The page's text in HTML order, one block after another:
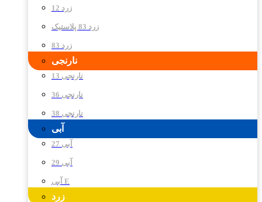
زرد 12
زرد 83 پلاستیک
زرد 83
نارنجی
نارنجی 13
نارنجی 36
نارنجی 38
آبی
آبی 27
آبی 29
آبی E
زرد